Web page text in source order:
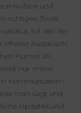
to-face und
richtigen Tools
tut das der
Austausch,
Humor als
nur online.
Kommunizieren
man sagt und
Updates und